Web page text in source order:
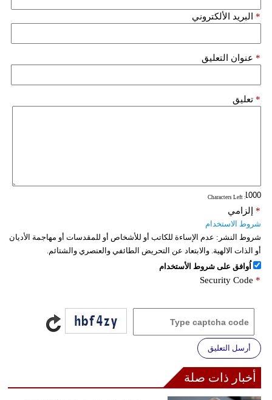
البريد الألكتروني *
عنوان التعليق *
تعليق *
: Characters Left
إلزامي *
شروط الاستخدام
شروط النشر: عدم الإساءة للكاتب أو للأشخاص أو للمقدسات أو مهاجمة الأديان
أو الذات الالهية. والابتعاد عن التحريض الطائفي والعنصري والشتائم.
اُوافق على شروط الأستخدام
Security Code *
أرسل التعليق
أخبار ذات صلة